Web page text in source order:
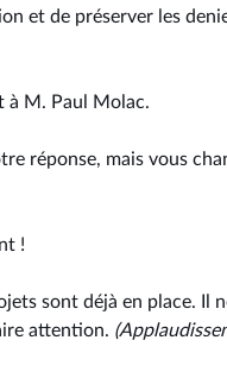
et de préserver les
à M. Paul Molac.
réponse, mais vous
!
sont déjà en place. Il
attention.